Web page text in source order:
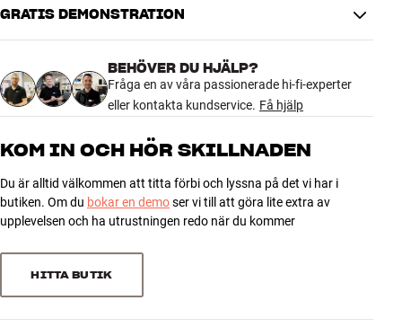
SUB C-8 D är en kompakt och prisvänlig subbas på 8 tum som fyller
vardagsrummet med djup och dynamisk bas utan att du behöver
fylla det med stora högtalare. Med den till hands har ditt OBERON-
system kraft nog för det mesta, oavsett om det handlar om musik
eller filmljud.
DALI OBERON 5.1-system finns i svart ask, valnöt eller vitt (SUB C-8
D endast svart eller vitt).
4.8
888 recensioner
3
2
Sortera efter
GRATIS DEMONSTRATION
BEHÖVER DU HJÄLP?
Fråga en av våra passionerade hi-fi-experter
eller kontakta kundservice. Få hjälp
KOM IN OCH HÖR SKILLNADEN
Du är alltid välkommen att titta förbi och lyssna på det vi har i
butiken. Om du bokar en demoser vi till att göra lite extra av
upplevelsen och ha utrustningen redo när du kommer
HITTA BUTIK